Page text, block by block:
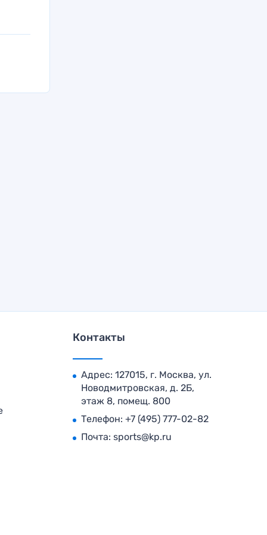
Контакты
Адрес: 127015, г. Москва, ул.
Новодмитровская, д. 2Б,
этаж 8, помещ. 800
Телефон: +7 (495) 777-02-82
Почта: sports@kp.ru